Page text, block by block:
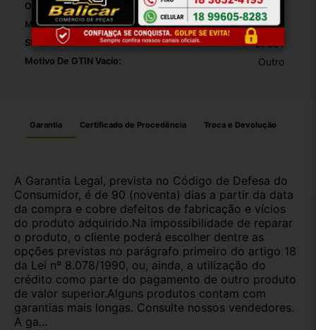
Origem: Brasil
Modelo: Hb20x
SKU: 27361
Motivo De GTIN Vacío: Outro
Garantia Certificado de Procedência Troca e Devolução
A Garantia Legal, prevista no Código de Defesa do
Consumidor, é de 90 (noventa) dias a partir da data
da compra e cobre defeitos de fabricação e vícios
do produto adquirido.Na impossibilidade de reparar
o produto, o cliente poderá escolher dentre as
opções previstas no parágrafo primeiro do artigo 18
da Lei nº 8.078/1990, ou, ainda, a utilização do
crédito como parte do pagamento de outro produto
de valor superior.Alguns produtos contam com
garantias mais longas. Consulte nossos vendedores.
A ga...